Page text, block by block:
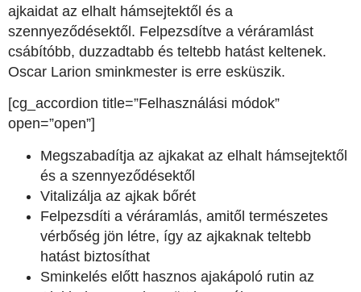
ajkaidat az elhalt hámsejtektől és a
szennyeződésektől. Felpezsdítve a véráramlást
csábítóbb, duzzadtabb és teltebb hatást keltenek.
Oscar Larion sminkmester is erre esküszik.
[cg_accordion title=”Felhasználási módok”
open=”open”]
Megszabadítja az ajkakat az elhalt hámsejtektől
és a szennyeződésektől
Vitalizálja az ajkak bőrét
Felpezsdíti a véráramlás, amitől természetes
vérbőség jön létre, így az ajkaknak teltebb
hatást biztosíthat
Sminkelés előtt hasznos ajakápoló rutin az